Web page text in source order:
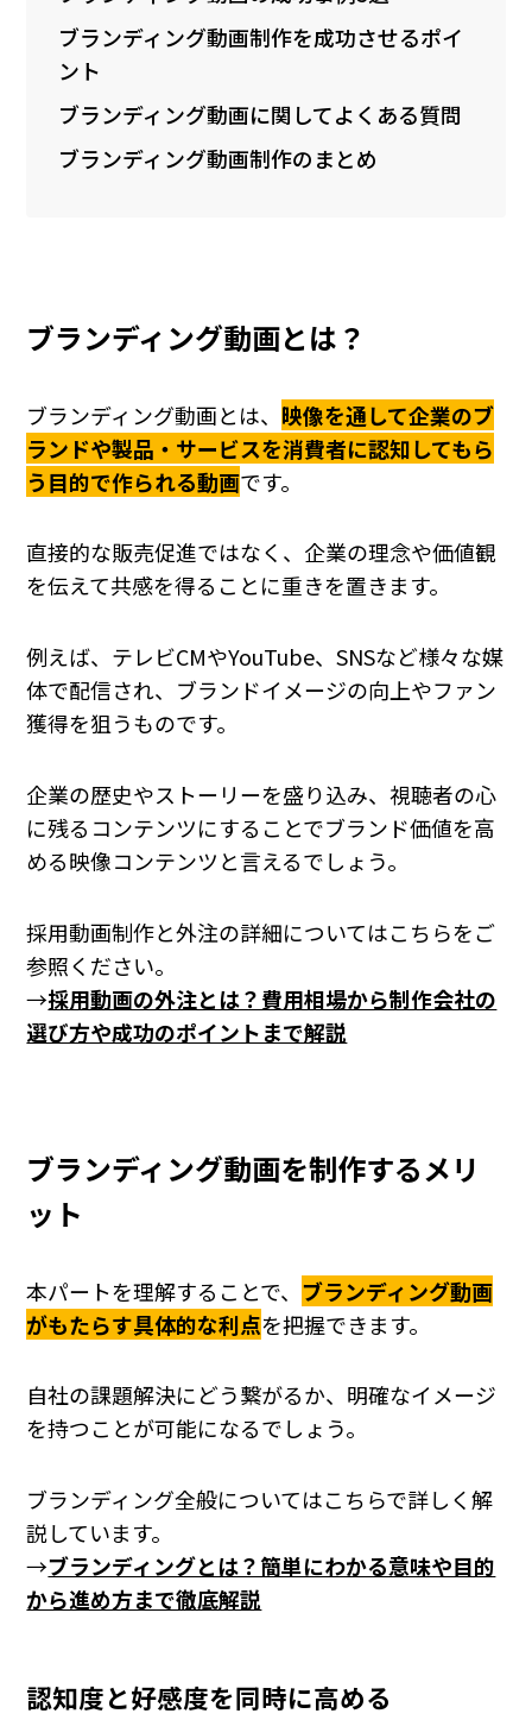
ブランディング動画制作を成功させるポイ
ント
ブランディング動画に関してよくある質問
ブランディング動画制作のまとめ
ブランディング動画とは？
ブランディング動画とは、 映像を通して企業のブ
ランドや製品・サービスを消費者に認知してもら
う目的で作られる動画です。
直接的な販売促進ではなく、企業の理念や価値観
を伝えて共感を得ることに重きを置きます。
例えば、テレビCMやYouTube、SNSなど様々な媒
体で配信され、ブランドイメージの向上やファン
獲得を狙うものです。
企業の歴史やストーリーを盛り込み、視聴者の心
に残るコンテンツにすることでブランド価値を高
める映像コンテンツと言えるでしょう。
採用動画制作と外注の詳細についてはこちらをご
参照ください。
→採用動画の外注とは？費用相場から制作会社の
選び方や成功のポイントまで解説
ブランディング動画を制作するメリ
ット
本パートを理解することで、 ブランディング動画
がもたらす具体的な利点を把握できます。
自社の課題解決にどう繋がるか、明確なイメージ
を持つことが可能になるでしょう。
ブランディング全般についてはこちらで詳しく解
説しています。
→ブランディングとは？簡単にわかる意味や目的
から進め方まで徹底解説
認知度と好感度を同時に高める